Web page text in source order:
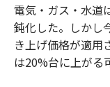
電気・ガス・水道
鈍化した。しかし
き上げ価格が適用
は20%台に上がる